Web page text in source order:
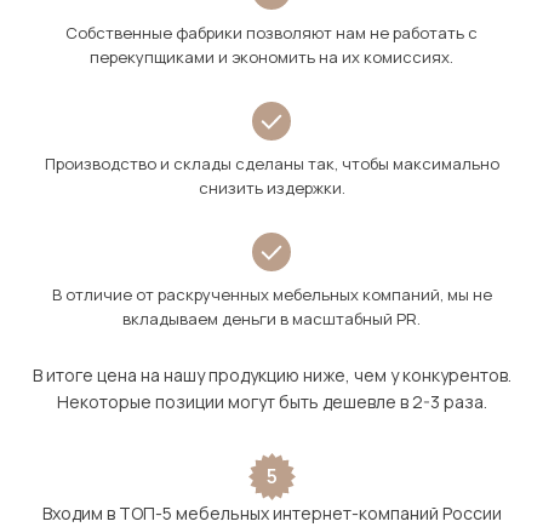
Собственные фабрики позволяют нам не работать с
перекупщиками и экономить на их комиссиях.
Производство и склады сделаны так, чтобы максимально
снизить издержки.
В отличие от раскрученных мебельных компаний, мы не
вкладываем деньги в масштабный PR.
В итоге цена на нашу продукцию ниже, чем у конкурентов.
Некоторые позиции могут быть дешевле в 2-3 раза.
5
Входим в ТОП-5 мебельных интернет-компаний России